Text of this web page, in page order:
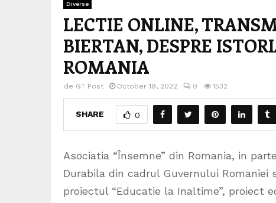
Diverse
LECTIE ONLINE,
BIERTAN, DESPRE
ROMANIA
de GT Post October 19, 2022 0 1532
SHARE 0
Asociatia “Însemne” din Romania, in
Durabila din cadrul Guvernului
proiectul “Educatie la Inaltime”, proiect